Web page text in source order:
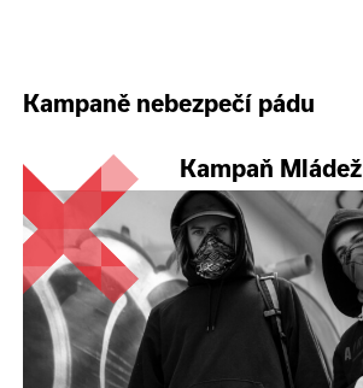
Kampaně nebezpečí pádu
Kampaň Mládež